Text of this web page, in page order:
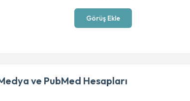
Görüş Ekle
ve PubMed Hesapları